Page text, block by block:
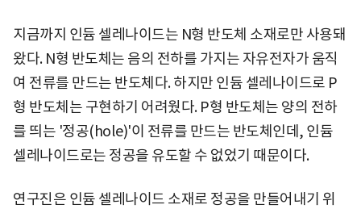
지금까지 인듐 셀레나이드는 N형 반도체 소재로만 사용돼
왔다. N형 반도체는 음의 전하를 가지는 자유전자가 움직
여 전류를 만드는 반도체다. 하지만 인듐 셀레나이드로 P
형 반도체는 구현하기 어려웠다. P형 반도체는 양의 전하
를 띄는 '정공(hole)'이 전류를 만드는 반도체인데, 인듐
셀레나이드로는 정공을 유도할 수 없었기 때문이다.
연구진은 인듐 셀레나이드 소재로 정공을 만들어내기 위